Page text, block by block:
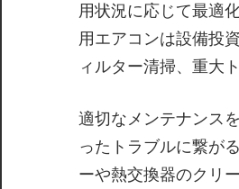
用状況に応じて最適
用エアコンは設備投
ィルター清掃、重大
適切なメンテナンス
ったトラブルに繋が
ーや熱交換器のクリ